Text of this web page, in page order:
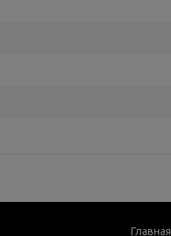
Главная